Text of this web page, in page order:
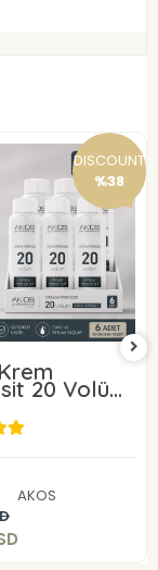
DISCOUNT
%38
20 Volüm
10 Adet
AKOS
Add to cart